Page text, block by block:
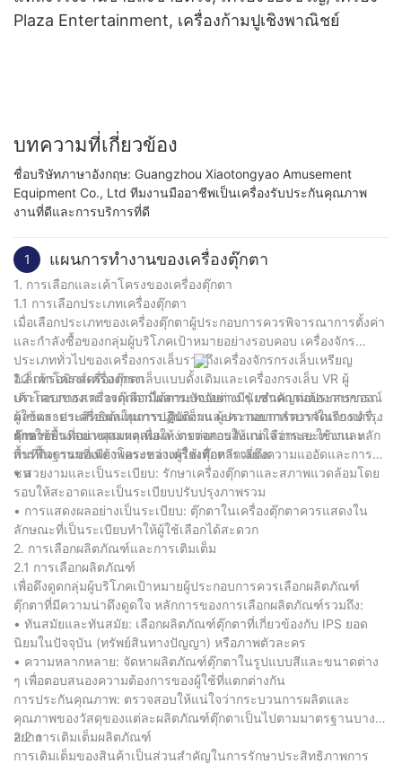
Plaza Entertainment, เครื่องก้ามปูเชิงพาณิชย์
บทความที่เกี่ยวข้อง
ชื่อบริษัทภาษาอังกฤษ: Guangzhou Xiaotongyao Amusement
Equipment Co., Ltd ทีมงานมืออาชีพเป็นเครื่องรับประกันคุณภาพ
งานที่ดีและการบริการที่ดี
1 แผนการทำงานของเครื่องตุ๊กตา
1. การเลือกและเค้าโครงของเครื่องตุ๊กตา
1.1 การเลือกประเภทเครื่องตุ๊กตา
เมื่อเลือกประเภทของเครื่องตุ๊กตาผู้ประกอบการควรพิจารณาการตั้งค่า
และกำลังซื้อของกลุ่มผู้บริโภคเป้าหมายอย่างรอบคอบ เครื่องจักร
ประเภททั่วไปของเครื่องกรงเล็บรวมถึงเครื่องจักรกรงเล็บเหรียญ
อิเล็กทรอนิกส์เครื่องกรงเล็บแบบดั้งเดิมและเครื่องกรงเล็บ VR ผู้
ประกอบการสามารถเลือกได้ตามปัจจัยต่าง ๆ เช่นความต้องการของ
ตลาดราคาเครื่องต้นทุนการเติมเต็มและความยากลำบากในการบำรุง
รักษา
1.2 เค้าโครงเครื่องตุ๊กตา
เค้าโครงของเครื่องตุ๊กตามีผลกระทบอย่างมีนัยสำคัญต่อประสบการณ์
ผู้ใช้และประสิทธิผลในการปฏิบัติงาน ผู้ประกอบการควรจัดเรียงเครื่อง
ตุ๊กตาอย่างสมเหตุสมผลเพื่อให้ง่ายต่อการสังเกตเลือกและใช้งาน หลัก
การพื้นฐานของเค้าโครงของเครื่องตุ๊กตารวมถึง:
การใช้พื้นที่อย่างสมเหตุสมผล: ตรวจสอบให้แน่ใจว่าระยะห่างและ
พื้นที่กิจกรรมที่เพียงพอระหว่างผู้ใช้เพื่อหลีกเลี่ยงความแออัดและการ
ชน
• สวยงามและเป็นระเบียบ: รักษาเครื่องตุ๊กตาและสภาพแวดล้อมโดย
รอบให้สะอาดและเป็นระเบียบปรับปรุงภาพรวม
• การแสดงผลอย่างเป็นระเบียบ: ตุ๊กตาในเครื่องตุ๊กตาควรแสดงใน
ลักษณะที่เป็นระเบียบทำให้ผู้ใช้เลือกได้สะดวก
2. การเลือกผลิตภัณฑ์และการเติมเต็ม
2.1 การเลือกผลิตภัณฑ์
เพื่อดึงดูดกลุ่มผู้บริโภคเป้าหมายผู้ประกอบการควรเลือกผลิตภัณฑ์
ตุ๊กตาที่มีความน่าดึงดูดใจ หลักการของการเลือกผลิตภัณฑ์รวมถึง:
• ทันสมัยและทันสมัย: เลือกผลิตภัณฑ์ตุ๊กตาที่เกี่ยวข้องกับ IPS ยอด
นิยมในปัจจุบัน (ทรัพย์สินทางปัญญา) หรือภาพตัวละคร
• ความหลากหลาย: จัดหาผลิตภัณฑ์ตุ๊กตาในรูปแบบสีและขนาดต่าง
ๆ เพื่อตอบสนองความต้องการของผู้ใช้ที่แตกต่างกัน
การประกันคุณภาพ: ตรวจสอบให้แน่ใจว่ากระบวนการผลิตและ
คุณภาพของวัสดุของแต่ละผลิตภัณฑ์ตุ๊กตาเป็นไปตามมาตรฐานบาง
อย่าง
2.2 การเติมเต็มผลิตภัณฑ์
การเติมเต็มของสินค้าเป็นส่วนสำคัญในการรักษาประสิทธิภาพการ